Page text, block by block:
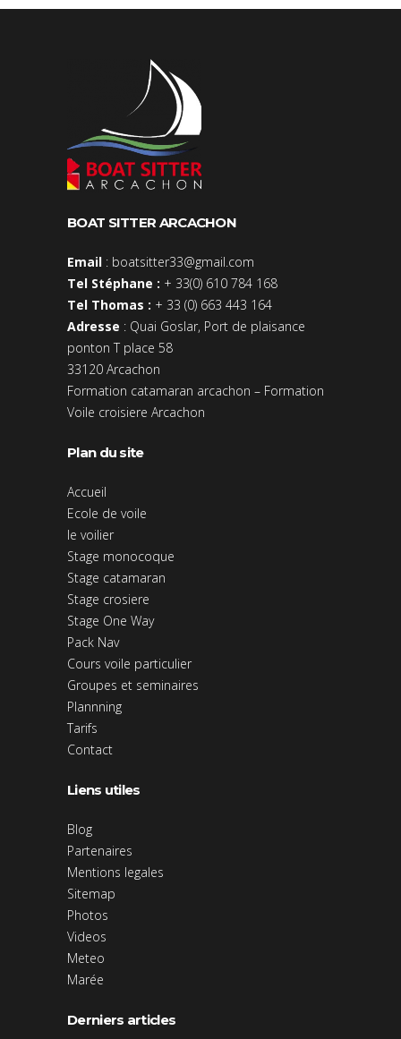
BOAT SITTER ARCACHON
Email : boatsitter33@gmail.com
Tel Stéphane : + 33(0) 610 784 168
Tel Thomas : + 33 (0) 663 443 164
Adresse : Quai Goslar, Port de plaisance
ponton T place 58
33120 Arcachon
Formation catamaran arcachon – Formation
Voile croisiere Arcachon
Plan du site
Accueil
Ecole de voile
le voilier
Stage monocoque
Stage catamaran
Stage crosiere
Stage One Way
Pack Nav
Cours voile particulier
Groupes et seminaires
Plannning
Tarifs
Contact
Liens utiles
Blog
Partenaires
Mentions legales
Sitemap
Photos
Videos
Meteo
Marée
Derniers articles